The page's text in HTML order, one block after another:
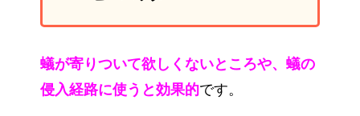
蟻が寄りついて欲しくないところや、蟻の
侵入経路に使うと効果的です。